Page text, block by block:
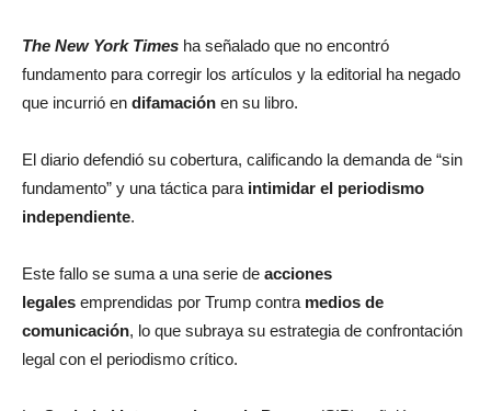
The New York Times ha señalado que no encontró
fundamento para corregir los artículos y la editorial ha negado
que incurrió en difamación en su libro.
El diario defendió su cobertura, calificando la demanda de “sin
fundamento” y una táctica para intimidar el periodismo
independiente.
Este fallo se suma a una serie de acciones
legales emprendidas por Trump contra medios de
comunicación, lo que subraya su estrategia de confrontación
legal con el periodismo crítico.